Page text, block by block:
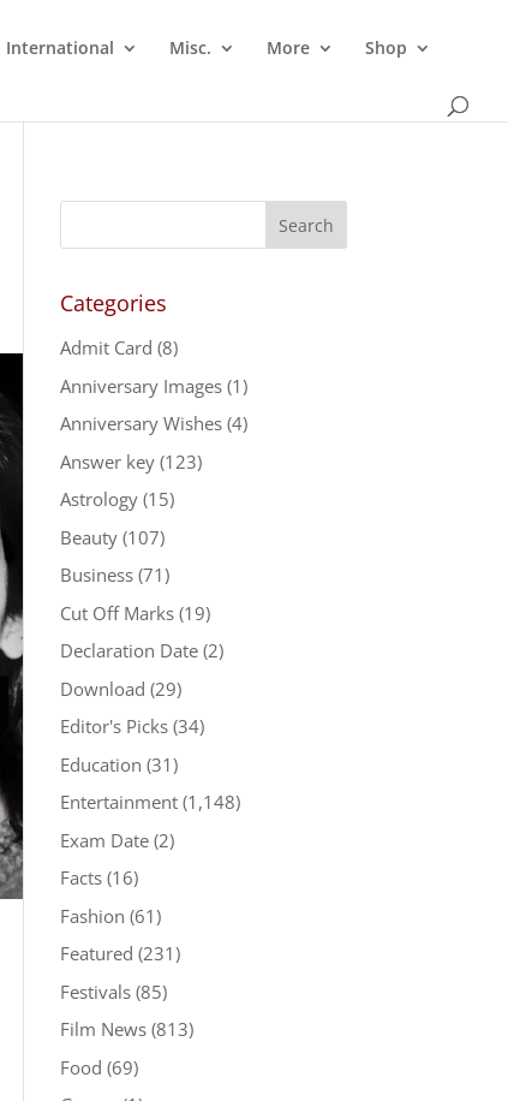
International Misc. More Shop
Categories
Admit Card (8)
Anniversary Images(1)
Anniversary Wishes(4)
Answer key(123)
Astrology(15)
Beauty(107)
Business(71)
Cut Off Marks(19)
Declaration Date(2)
Download (29)
Editor's Picks(34)
Education (31)
Entertainment(1,148)
Exam Date(2)
Facts(16)
Fashion (61)
Featured (231)
Festivals(85)
Film News(813)
Food (69)